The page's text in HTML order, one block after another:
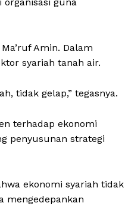
Amin. Dalam
syariah tanah air.
tidak gelap,” tegasnya.
terhadap ekonomi
penyusunan strategi
ekonomi syariah tidak
mengedepankan